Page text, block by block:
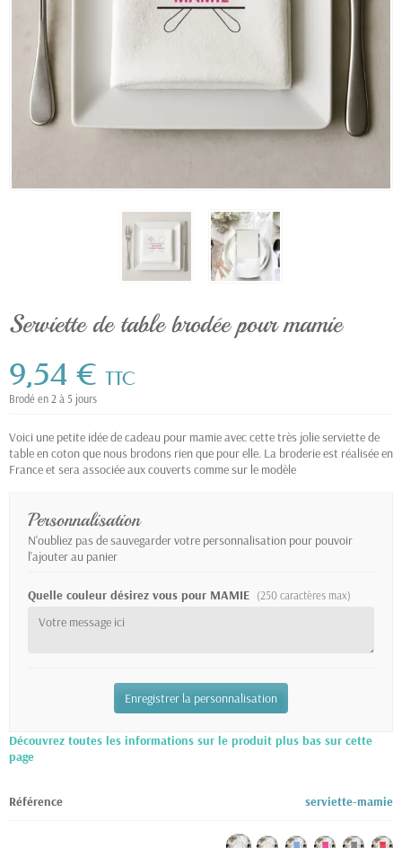
Serviette de table brodée pour mamie
9,54 € TTC
Brodé en 2 à 5 jours
Voici une petite idée de cadeau pour mamie avec cette très jolie serviette de
table en coton que nous brodons rien que pour elle. La broderie est réalisée en
France et sera associée aux couverts comme sur le modèle
Personnalisation
N'oubliez pas de sauvegarder votre personnalisation pour pouvoir
l'ajouter au panier
Quelle couleur désirez vous pour MAMIE (250 caractères max)
Enregistrer la personnalisation
Découvrez toutes les informations sur le produit plus bas sur cette
page
Référence serviette-mamie